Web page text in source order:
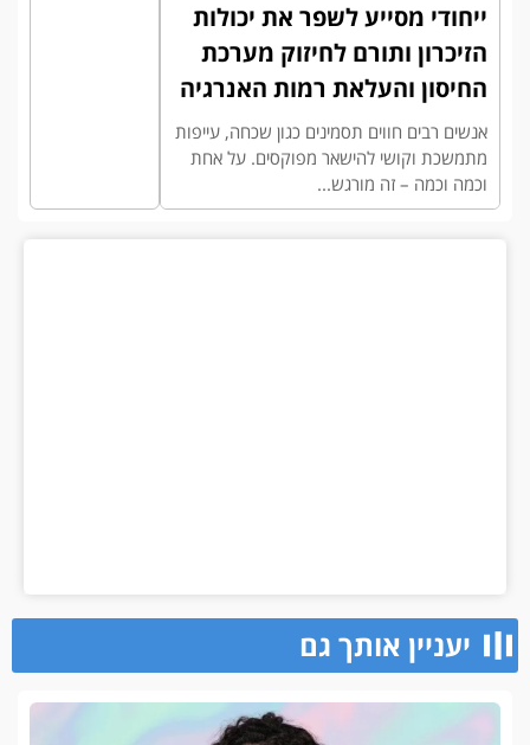
ייחודי מסייע לשפר את יכולות
הזיכרון ותורם לחיזוק מערכת
החיסון והעלאת רמות האנרגיה
אנשים רבים חווים תסמינים כגון שכחה, עייפות
מתמשכת וקושי להישאר מפוקסים. על אחת
וכמה וכמה – זה מורגש...
יעניין אותך גם